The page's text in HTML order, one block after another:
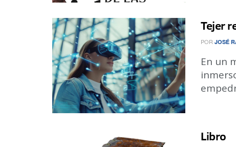
Tejer
POR JOSÉ
En un
Libro